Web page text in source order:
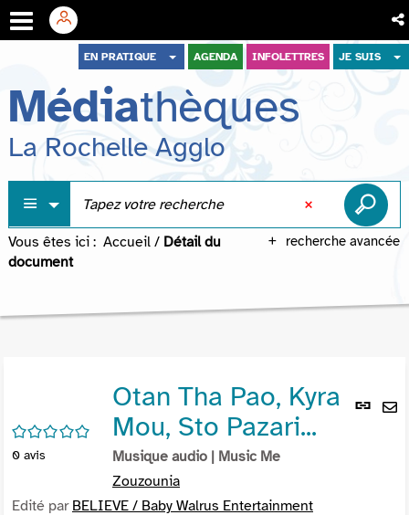
menu
contenu
recherche
EN PRATIQUE AGENDA INFOLETTRES JE SUIS
Médiathèques
La Rochelle Agglo
recherche avancée
Vous êtes ici : Accueil / Détail du
document
Lien
/5
0 avis
Otan Tha Pao, Kyra
Mou, Sto Pazari...
Musique audio | Music Me
Zouzounia
Edité par BELIEVE / Baby Walrus Entertainment